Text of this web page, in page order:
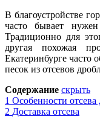
В благоустройстве
часто бывает
Традиционно для
другая похожая
Екатеринбурге часто
песок из отсевов
Содержание скрыть
1 Особенности отсева
2 Доставка отсева